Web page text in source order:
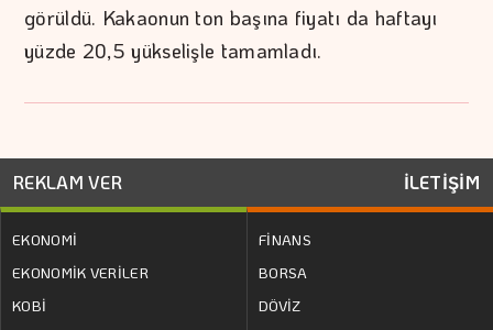
görüldü. Kakaonun ton başına fiyatı da haftayı
yüzde 20,5 yükselişle tamamladı.
REKLAM VER İLETİŞİM
EKONOMİ
EKONOMİK VERİLER
KOBİ
FİNANS
BORSA
DÖVİZ